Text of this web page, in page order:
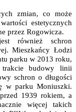
zmian, co może
estetycznych
przez Rogowicza.
również schron
Mieszkańcy Łodzi
parku w 2013 roku,
budowy linii
schron o długości
w parku Moniuszki.
1939 rokiem, a
więcej takich